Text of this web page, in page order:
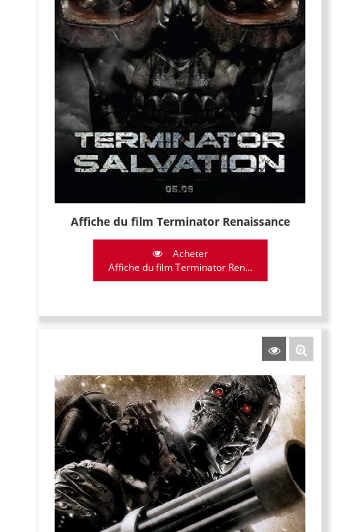
Affiche du film Terminator Renaissance
Acheter
Affiche du film Terminator Ren...